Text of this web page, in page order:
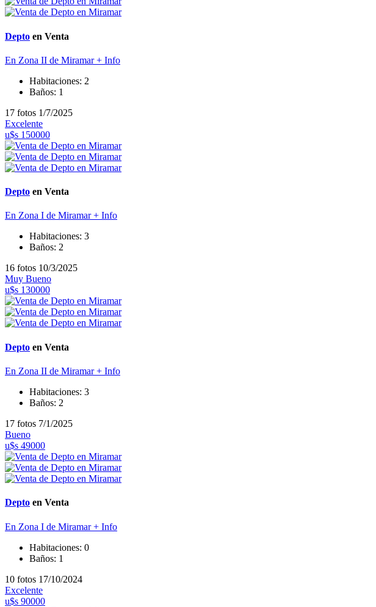
Depto en Venta
En Zona II de Miramar+ Info
Habitaciones: 2
Baños: 1
17 fotos 1/7/2025
Excelente
u$s 150000
Depto en Venta
En Zona I de Miramar+ Info
Habitaciones: 3
Baños: 2
16 fotos 10/3/2025
Muy Bueno
u$s 130000
Depto en Venta
En Zona II de Miramar+ Info
Habitaciones: 3
Baños: 2
17 fotos 7/1/2025
Bueno
u$s 49000
Depto en Venta
En Zona I de Miramar+ Info
Habitaciones: 0
Baños: 1
10 fotos 17/10/2024
Excelente
u$s 90000